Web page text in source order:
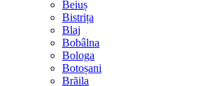
Beiuș
Bistrița
Blaj
Bobâlna
Bologa
Botoșani
Brăila